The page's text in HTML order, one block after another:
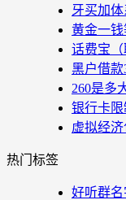
牙买加
黄金一
话费宝（
黑户借款
260是多
银行卡
虚拟经
热门标签
好听群